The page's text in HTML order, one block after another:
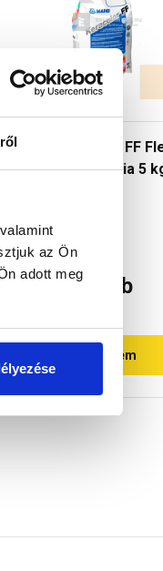
az Ön
adott meg
Mapei Keracolor FF
fugázó 131, vanília 5
Raktáron
4 580 Ft / db
Megnézem